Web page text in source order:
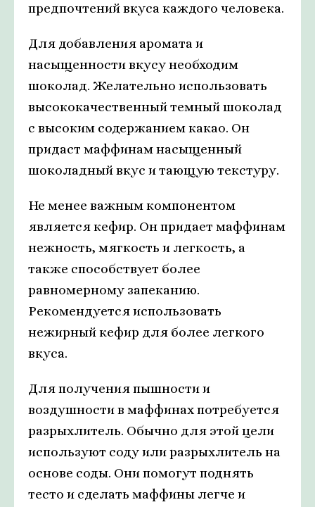
предпочтений вкуса каждого человека.
Для добавления аромата и
насыщенности вкусу необходим
шоколад. Желательно использовать
высококачественный темный шоколад
с высоким содержанием какао. Он
придаст маффинам насыщенный
шоколадный вкус и тающую текстуру.
Не менее важным компонентом
является кефир. Он придает маффинам
нежность, мягкость и легкость, а
также способствует более
равномерному запеканию.
Рекомендуется использовать
нежирный кефир для более легкого
вкуса.
Для получения пышности и
воздушности в маффинах потребуется
разрыхлитель. Обычно для этой цели
используют соду или разрыхлитель на
основе соды. Они помогут поднять
тесто и сделать маффины легче и